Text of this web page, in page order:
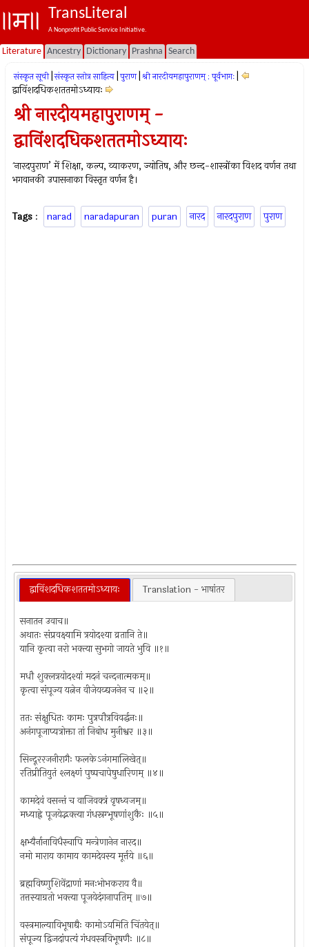
TransLiteral
A Nonprofit Public Service Initiative.
Literature Ancestry Dictionary Prashna Search
संस्कृत सूची संस्कृत स्तोत्र साहित्य पुराण श्री नारदीयमहापुराणम् : पूर्वभागः
द्वाविंशदधिकशततमोऽध्यायः
श्री नारदीयमहापुराणम् -
द्वाविंशदधिकशततमोऽध्यायः
`नारदपुराण’ में शिक्षा, कल्प, व्याकरण, ज्योतिष, और छन्द-शास्त्रोंका विशद वर्णन तथा
भगवानकी उपासनाका विस्तृत वर्णन है।
Tags : narad naradapuran puran नारद नारदपुराण पुराण
द्वाविंशदधिकशततमोऽध्यायः Translation - भाषांतर
सनातन उवाच॥
अथातः संप्रवक्ष्यामि त्रयोदश्या व्रतानि ते॥
यानि कृत्वा नरो भक्त्या सुभगो जायते भुवि ॥१॥
मधौ शुक्लत्रयोदश्यां मदनं चन्दनात्मकम्॥
कृत्वा संपूज्य यत्नेन वीजेयव्द्यजनेन च ॥२॥
ततः संक्षुधितः कामः पुत्रपौत्रविवर्द्धनः॥
अनंगपूजाप्यत्रोक्ता तां निबोध मुनीश्वर ॥३॥
सिन्दूररजनीरागैः फलकेऽनंगमालिखेत्॥
रतिप्रीतियुतं श्लक्ष्णं पुष्पचापेषुधारिणम् ॥४॥
कामदेवं वसन्तं च वाजिवक्त्रं वृषध्वजम्॥
मध्याह्ने पूजयेद्भक्त्या गंधस्रग्भूषणांशुकैः ॥५॥
क्षभ्यैर्नानाविधैस्चापि मन्त्रेणानेन नारद॥
नमो माराय कामाय कामदेवस्य मूर्त्तये ॥६॥
ब्रह्मविष्णुशिवेंद्राणां मनःभोभकराय वै॥
तत्तस्याग्रतो भक्त्या पूजयेदंगनापतिम् ॥७॥
वस्त्रमाल्याविभूषाद्यैः कामोऽयमिति चिंतयेत्॥
संपूज्य द्विजदांपत्यं गंधवस्त्रविभूषणैः ॥८॥